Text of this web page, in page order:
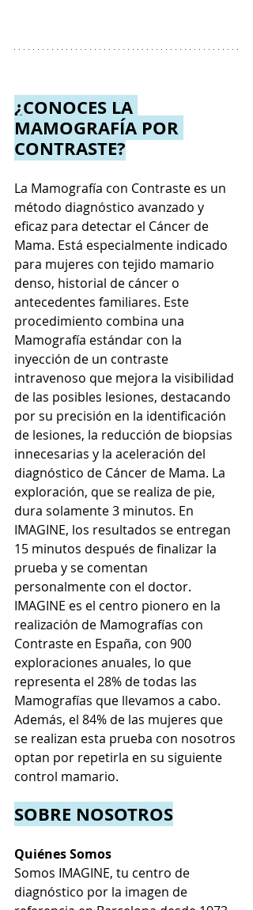
¿CONOCES LA
MAMOGRAFÍA POR
CONTRASTE?
La Mamografía con Contraste es un
método diagnóstico avanzado y
eficaz para detectar el Cáncer de
Mama. Está especialmente indicado
para mujeres con tejido mamario
denso, historial de cáncer o
antecedentes familiares. Este
procedimiento combina una
Mamografía estándar con la
inyección de un contraste
intravenoso que mejora la visibilidad
de las posibles lesiones, destacando
por su precisión en la identificación
de lesiones, la reducción de biopsias
innecesarias y la aceleración del
diagnóstico de Cáncer de Mama. La
exploración, que se realiza de pie,
dura solamente 3 minutos. En
IMAGINE, los resultados se entregan
15 minutos después de finalizar la
prueba y se comentan
personalmente con el doctor.
IMAGINE es el centro pionero en la
realización de Mamografías con
Contraste en España, con 900
exploraciones anuales, lo que
representa el 28% de todas las
Mamografías que llevamos a cabo.
Además, el 84% de las mujeres que
se realizan esta prueba con nosotros
optan por repetirla en su siguiente
control mamario.
SOBRE NOSOTROS
Quiénes Somos
Somos IMAGINE, tu centro de
diagnóstico por la imagen de